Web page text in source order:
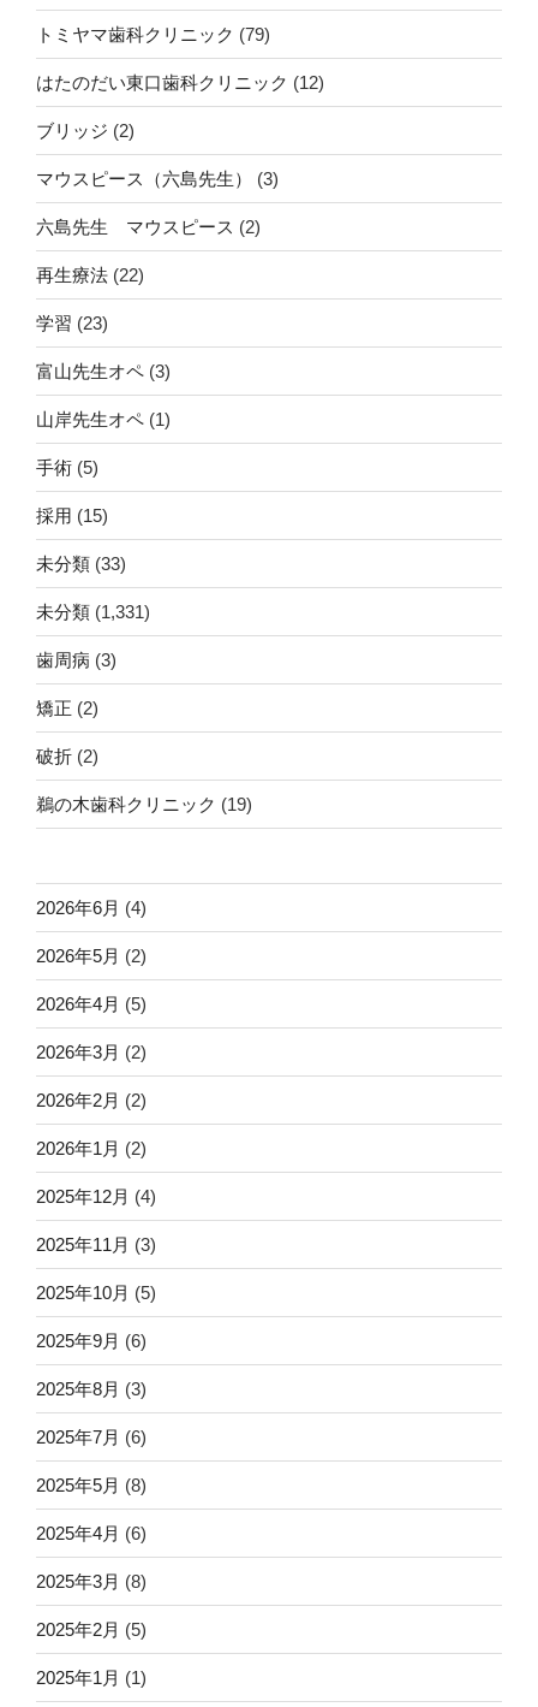
トミヤマ歯科クリニック (79)
はたのだい東口歯科クリニック (12)
ブリッジ (2)
マウスピース（六島先生） (3)
六島先生 マウスピース (2)
再生療法 (22)
学習 (23)
富山先生オペ (3)
山岸先生オペ (1)
手術 (5)
採用 (15)
未分類 (33)
未分類 (1,331)
歯周病 (3)
矯正 (2)
破折 (2)
鵜の木歯科クリニック (19)
2026年6月 (4)
2026年5月 (2)
2026年4月 (5)
2026年3月 (2)
2026年2月 (2)
2026年1月 (2)
2025年12月 (4)
2025年11月 (3)
2025年10月 (5)
2025年9月 (6)
2025年8月 (3)
2025年7月 (6)
2025年5月 (8)
2025年4月 (6)
2025年3月 (8)
2025年2月 (5)
2025年1月 (1)